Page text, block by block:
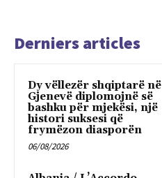
Derniers articles
Dy vëllezër shqiptarë në
Gjenevë diplomojnë së
bashku për mjekësi, një
histori suksesi që
frymëzon diasporën
06/08/2026